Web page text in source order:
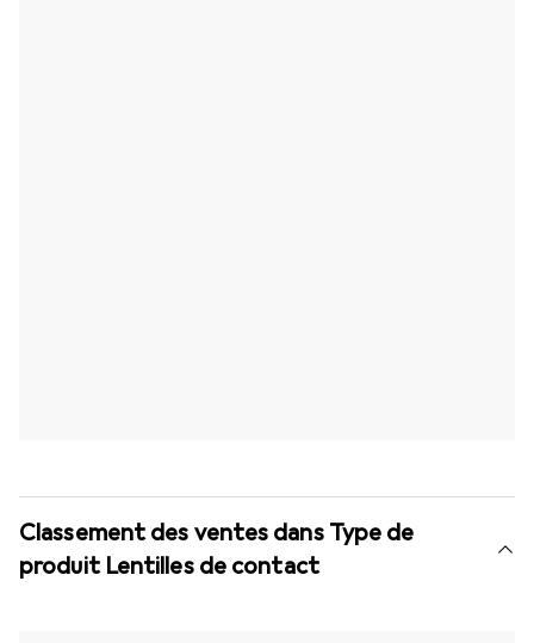
Classement des ventes dans Type de
produit Lentilles de contact